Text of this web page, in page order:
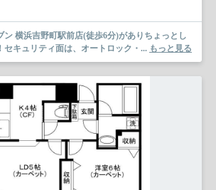
ン 横浜吉野町駅前店(徒歩6分)がありちょっとし
セキュリティ面は、オートロック・... もっと見る